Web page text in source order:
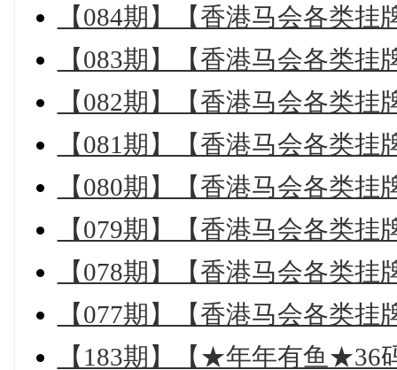
【084期】【香港马会各类
【083期】【香港马会各类
【082期】【香港马会各类
【081期】【香港马会各类
【080期】【香港马会各类
【079期】【香港马会各类
【078期】【香港马会各类
【077期】【香港马会各类
【183期】【★年年有鱼★36